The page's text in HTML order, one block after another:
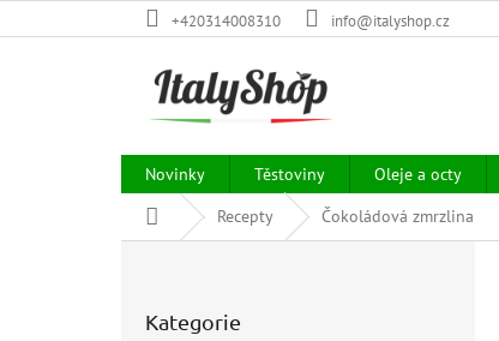
na
+420314008310 info@italyshop.cz
Novinky Těstoviny Oleje a octy
Domů
Recepty Čokoládová zmrzlina
kategorie
Kategorie